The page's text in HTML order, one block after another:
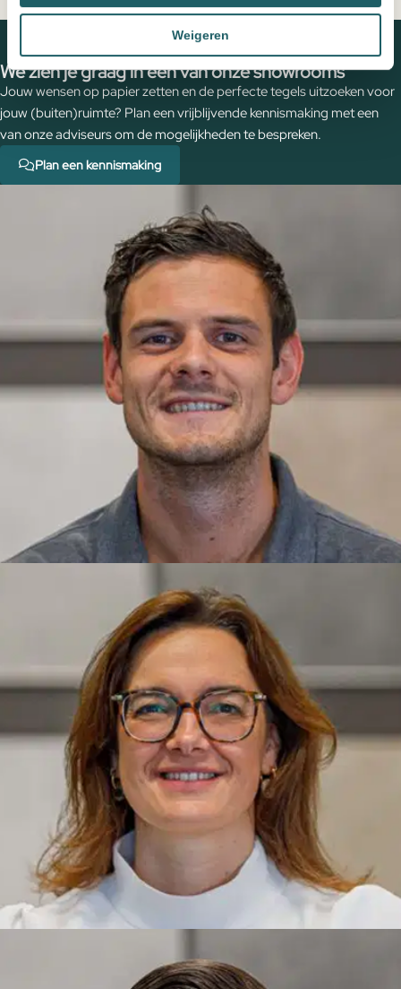
Weigeren
geribbelde
aantal
Persoonlijk advies, een offerte op maat
Wastafelmengkraan Slimline rond RVS
met geribbelde knop
We zien je graag in een van onze showrooms
Jouw wensen op papier zetten en de perfecte tegels uitzoeken voor
jouw (buiten)ruimte? Plan een vrijblijvende kennismaking met een
van onze adviseurs om de mogelijkheden te bespreken.
Plan een kennismaking